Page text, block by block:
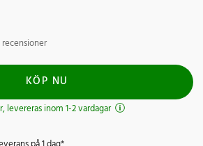
recensioner
KÖP NU
levereras inom 1-2 vardagar